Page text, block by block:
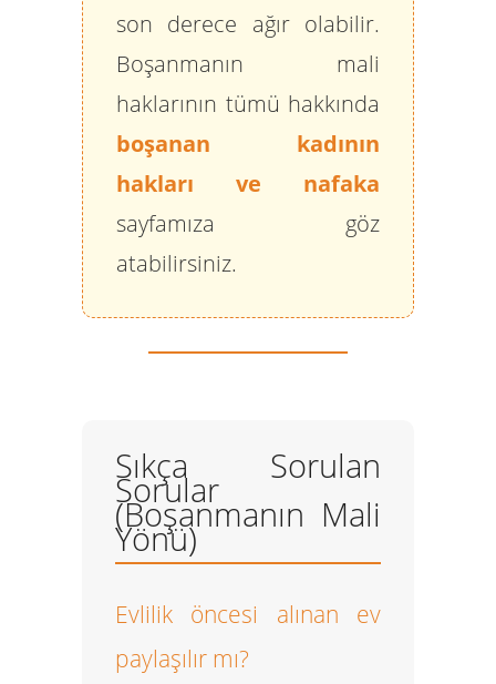
son derece ağır olabilir.
Boşanmanın mali
haklarının tümü hakkında
boşanan kadının
hakları ve nafaka
sayfamıza göz
atabilirsiniz.
Sıkça Sorulan
Sorular
(Boşanmanın Mali
Yönü)
Evlilik öncesi alınan ev
paylaşılır mı?